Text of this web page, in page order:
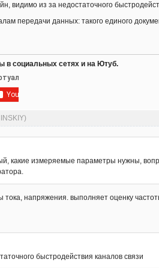
из за недостаточного
передачи данных: такого единого
в социальных сетях и на Ютуб.
какие измеряемые параметры нужны,
напряжения. выполняет оценку
быстродействия каналов связи